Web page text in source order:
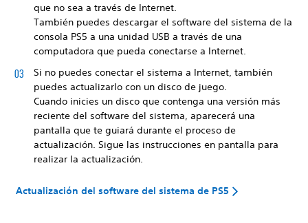
que no sea a través de Internet.
También puedes descargar el software del sistema de la
consola PS5 a una unidad USB a través de una
computadora que pueda conectarse a Internet.
Si no puedes conectar el sistema a Internet, también
puedes actualizarlo con un disco de juego.
Cuando inicies un disco que contenga una versión más
reciente del software del sistema, aparecerá una
pantalla que te guiará durante el proceso de
actualización. Sigue las instrucciones en pantalla para
realizar la actualización.
Actualización del software del sistema de PS5